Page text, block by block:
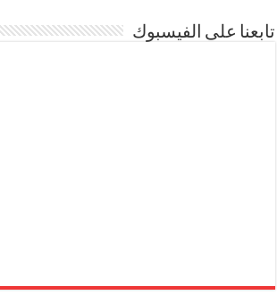
تابعنا على الفيسبوك